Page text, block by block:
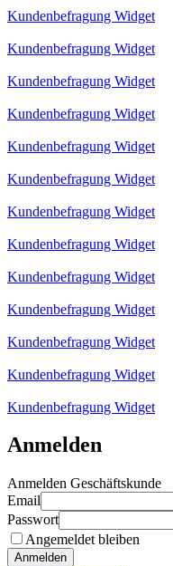
Kundenbefragung Widget
Kundenbefragung Widget
Kundenbefragung Widget
Kundenbefragung Widget
Kundenbefragung Widget
Kundenbefragung Widget
Kundenbefragung Widget
Kundenbefragung Widget
Kundenbefragung Widget
Kundenbefragung Widget
Kundenbefragung Widget
Kundenbefragung Widget
Kundenbefragung Widget
Anmelden
Anmelden Geschäftskunde
Email
Passwort
Angemeldet bleiben
Anmelden